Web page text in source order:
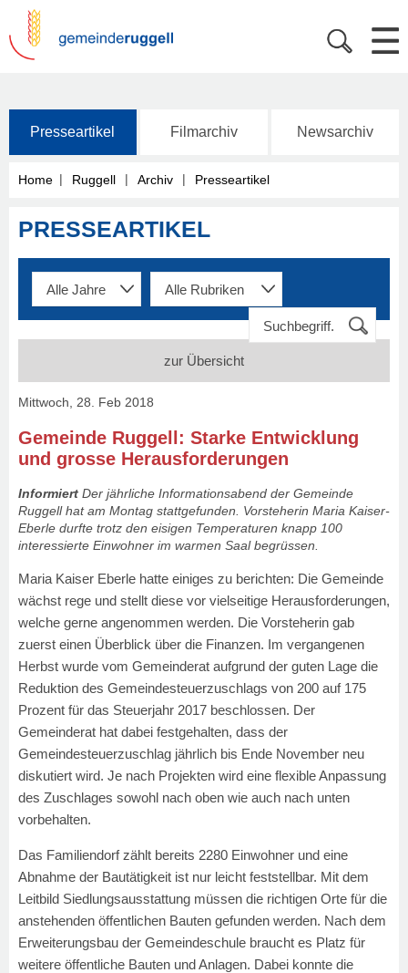
Presseartikel Filmarchiv Newsarchiv
Home | Ruggell | Archiv | Presseartikel
PRESSEARTIKEL
zur Übersicht
Mittwoch, 28. Feb 2018
Gemeinde Ruggell: Starke Entwicklung
und grosse Herausforderungen
Informiert Der jährliche Informationsabend der Gemeinde
Ruggell hat am Montag stattgefunden. Vorsteherin Maria Kaiser-
Eberle durfte trotz den eisigen Temperaturen knapp 100
interessierte Einwohner im warmen Saal begrüssen.
Maria Kaiser Eberle hatte einiges zu berichten: Die Gemeinde
wächst rege und stellt diese vor vielseitige Herausforderungen,
welche gerne angenommen werden. Die Vorsteherin gab
zuerst einen Überblick über die Finanzen. Im vergangenen
Herbst wurde vom Gemeinderat aufgrund der guten Lage die
Reduktion des Gemeindesteuerzuschlags von 200 auf 175
Prozent für das Steuerjahr 2017 beschlossen. Der
Gemeinderat hat dabei festgehalten, dass der
Gemeindesteuerzuschlag jährlich bis Ende November neu
diskutiert wird. Je nach Projekten wird eine flexible Anpassung
des Zuschlages sowohl nach oben wie auch nach unten
vorbehalten.
Das Familiendorf zählt bereits 2280 Einwohner und eine
Abnahme der Bautätigkeit ist nur leicht feststellbar. Mit dem
Leitbild Siedlungsausstattung müssen die richtigen Orte für die
anstehenden öffentlichen Bauten gefunden werden. Nach dem
Erweiterungsbau der Gemeindeschule braucht es Platz für
weitere öffentliche Bauten und Anlagen. Dabei konnte die